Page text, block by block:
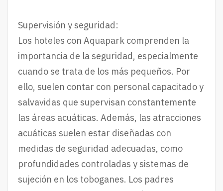
Supervisión y seguridad:
Los hoteles con Aquapark comprenden la
importancia de la seguridad, especialmente
cuando se trata de los más pequeños. Por
ello, suelen contar con personal capacitado y
salvavidas que supervisan constantemente
las áreas acuáticas. Además, las atracciones
acuáticas suelen estar diseñadas con
medidas de seguridad adecuadas, como
profundidades controladas y sistemas de
sujeción en los toboganes. Los padres